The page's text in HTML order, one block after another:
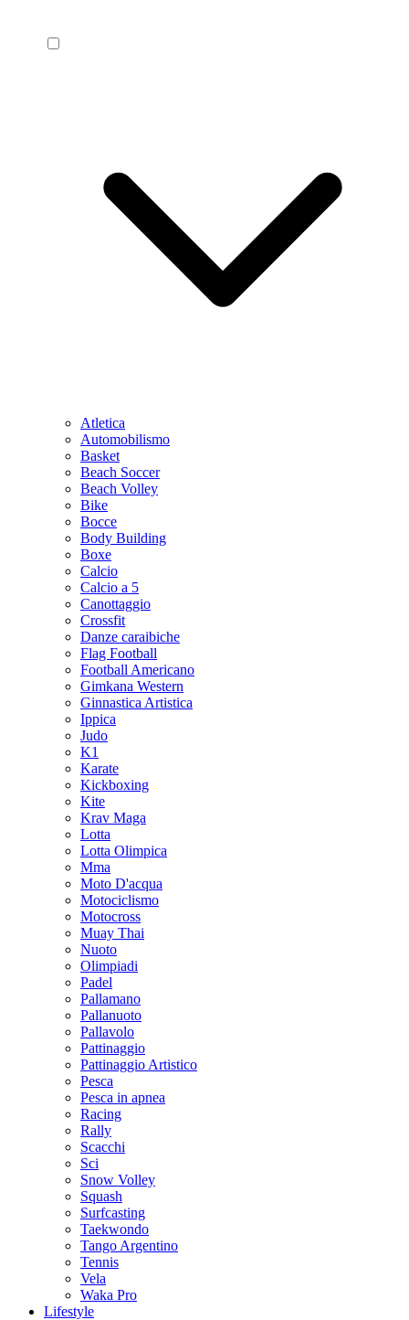
Atletica
Automobilismo
Basket
Beach Soccer
Beach Volley
Bike
Bocce
Body Building
Boxe
Calcio
Calcio a 5
Canottaggio
Crossfit
Danze caraibiche
Flag Football
Football Americano
Gimkana Western
Ginnastica Artistica
Ippica
Judo
K1
Karate
Kickboxing
Kite
Krav Maga
Lotta
Lotta Olimpica
Mma
Moto D'acqua
Motociclismo
Motocross
Muay Thai
Nuoto
Olimpiadi
Padel
Pallamano
Pallanuoto
Pallavolo
Pattinaggio
Pattinaggio Artistico
Pesca
Pesca in apnea
Racing
Rally
Scacchi
Sci
Snow Volley
Squash
Surfcasting
Taekwondo
Tango Argentino
Tennis
Vela
Waka Pro
Lifestyle